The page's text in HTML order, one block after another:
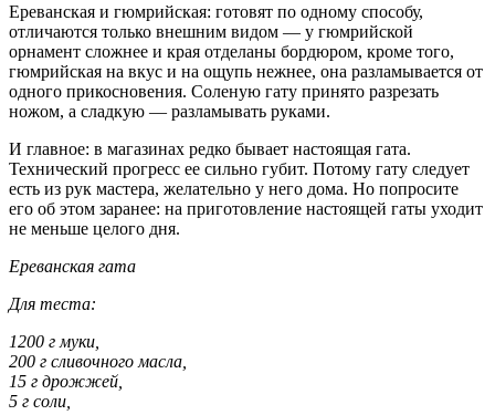
Ереванская и гюмрийская: готовят по одному способу,
отличаются только внешним видом — у гюмрийской
орнамент сложнее и края отделаны бордюром, кроме того,
гюмрийская на вкус и на ощупь нежнее, она разламывается от
одного прикосновения. Соленую гату принято разрезать
ножом, а сладкую — разламывать руками.
И главное: в магазинах редко бывает настоящая гата.
Технический прогресс ее сильно губит. Потому гату следует
есть из рук мастера, желательно у него дома. Но попросите
его об этом заранее: на приготовление настоящей гаты уходит
не меньше целого дня.
Ереванская гата
Для теста:
1200 г муки,
200 г сливочного масла,
15 г дрожжей,
5 г соли,